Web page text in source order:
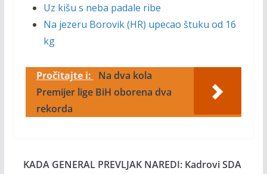
Uz kišu s neba padale ribe
Na jezeru Borovik (HR) upecao štuku od 16
kg
Pročitajte i:
Na dva kola
Premijer lige BiH oborena dva
rekorda
KADA GENERAL PREVLJAK NAREDI: Kadrovi SDA